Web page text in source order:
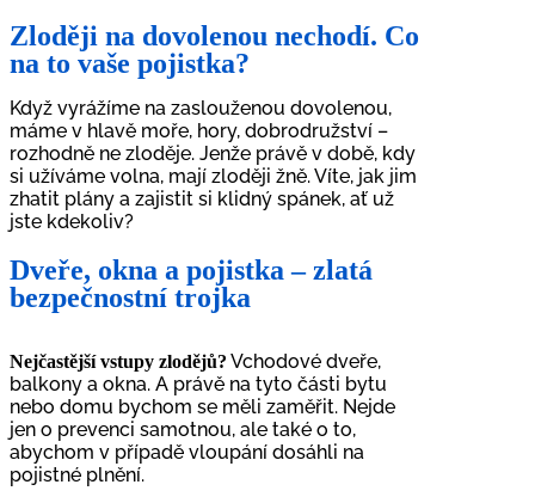
Zloději na dovolenou nechodí. Co
na to vaše pojistka?
Když vyrážíme na zaslouženou dovolenou,
máme v hlavě moře, hory, dobrodružství –
rozhodně ne zloděje. Jenže právě v době, kdy
si užíváme volna, mají zloději žně. Víte, jak jim
zhatit plány a zajistit si klidný spánek, ať už
jste kdekoliv?
Dveře, okna a pojistka – zlatá
bezpečnostní trojka
Nejčastější vstupy zlodějů? Vchodové dveře,
balkony a okna. A právě na tyto části bytu
nebo domu bychom se měli zaměřit. Nejde
jen o prevenci samotnou, ale také o to,
abychom v případě vloupání dosáhli na
pojistné plnění.